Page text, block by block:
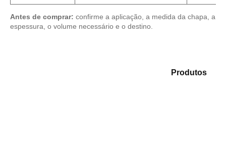
Antes de comprar: confirme a aplicação, a medida da chapa, a
espessura, o volume necessário e o destino.
Produtos